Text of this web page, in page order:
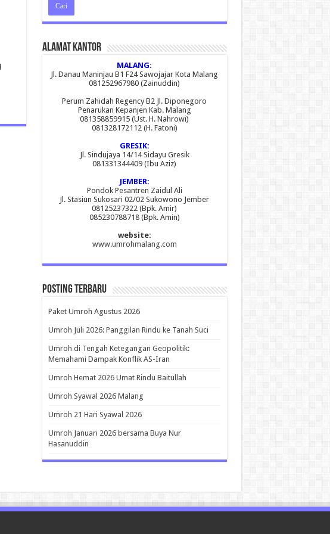
Alamat Kantor
MALANG:
Jl. Danau Maninjau B1 F24 Sawojajar Kota Malang
081252967980 (Zainuddin)
Perum Zahidah Regency B2 Jl. Diponegoro
Penarukan Kepanjen Kab. Malang
081358859915 (Ust. H. Nahrowi)
081328172112 (H. Fatoni)
GRESIK:
Jl. Sindujaya 14/14 Sidayu Gresik
081331344409 (Ibu Aziz)
JEMBER:
Pondok Pesantren Zaidul Ali
Jl. Stasiun Sukosari 02/02 Sukowono Jember
08125237322 (Bpk. Amir)
085230788718 (Bpk. Amin)
website:
www.umrohmalang.com
Posting Terbaru
Paket Umroh Agustus 2026
Umroh Juli 2026: Panggilan Rindu ke Tanah Suci
Umroh di Tengah Ketegangan Geopolitik:
Memahami Dampak Konflik AS-Iran
Umroh Hemat 2026 Umat Rindu Baitullah
Umroh Syawal 2026 Malang
Umroh 21 Hari Syawal 2026
Umroh Januari 2026 bersama Buya Nur
Hasanuddin